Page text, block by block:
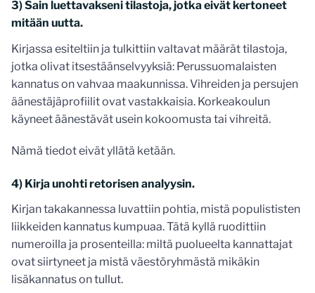
3) Sain luettavakseni tilastoja, jotka eivät kertoneet
mitään uutta.
Kirjassa esiteltiin ja tulkittiin valtavat määrät tilastoja,
jotka olivat itsestäänselvyyksiä: Perussuomalaisten
kannatus on vahvaa maakunnissa. Vihreiden ja persujen
äänestäjäprofiilit ovat vastakkaisia. Korkeakoulun
käyneet äänestävät usein kokoomusta tai vihreitä.
Nämä tiedot eivät yllätä ketään.
4) Kirja unohti retorisen analyysin.
Kirjan takakannessa luvattiin pohtia, mistä populististen
liikkeiden kannatus kumpuaa. Tätä kyllä ruodittiin
numeroilla ja prosenteilla: miltä puolueelta kannattajat
ovat siirtyneet ja mistä väestöryhmästä mikäkin
lisäkannatus on tullut.